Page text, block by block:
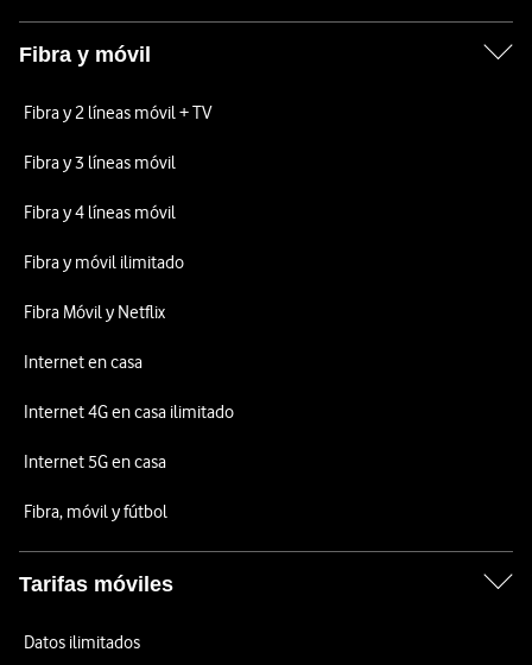
Fibra y móvil
Fibra y 2 líneas móvil + TV
Fibra y 3 líneas móvil
Fibra y 4 líneas móvil
Fibra y móvil ilimitado
Fibra Móvil y Netflix
Internet en casa
Internet 4G en casa ilimitado
Internet 5G en casa
Fibra, móvil y fútbol
Tarifas móviles
Datos ilimitados